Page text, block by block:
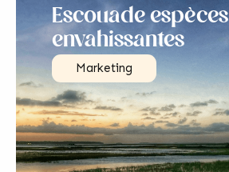
Escouade espèces
envahissantes
Marketing